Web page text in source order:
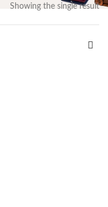
Showing the single result